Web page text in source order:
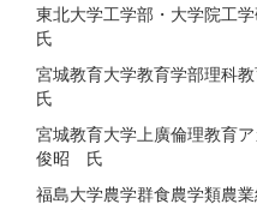
東北大学工学部・大学院
氏
宮城教育大学教育学部理
氏
宮城教育大学上廣倫理教
俊昭 氏
福島大学農学群食農学類